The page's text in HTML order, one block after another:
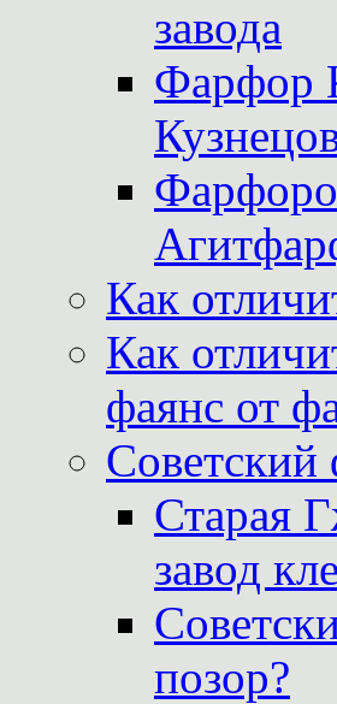
завода
Фарфор
Как
Как
фаянс от
Старая
завод
позор?